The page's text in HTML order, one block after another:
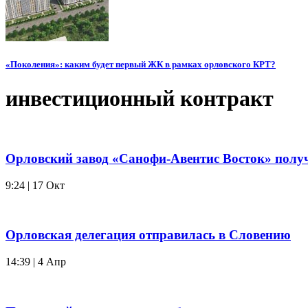
«Поколения»: каким будет первый ЖК в рамках орловского КРТ?
инвестиционный контракт
Орловский завод «Санофи-Авентис Восток»
9:24 | 17 Окт
Орловская делегация отправилась в Словению
14:39 | 4 Апр